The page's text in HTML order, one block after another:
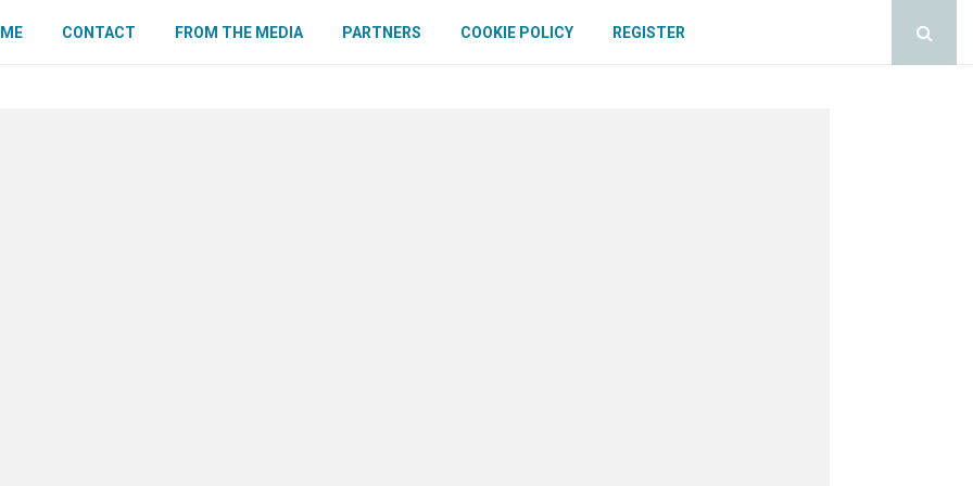
CONTACT FROM THE MEDIA PARTNERS COOKIE POLICY REGISTER